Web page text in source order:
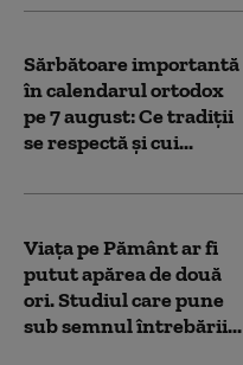
Sărbătoare importantă
în calendarul ortodox
pe 7 august: Ce tradiții
se respectă și cui...
Viața pe Pământ ar fi
putut apărea de două
ori. Studiul care pune
sub semnul întrebării...